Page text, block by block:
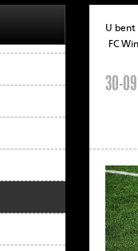
U bent
FC
30-09